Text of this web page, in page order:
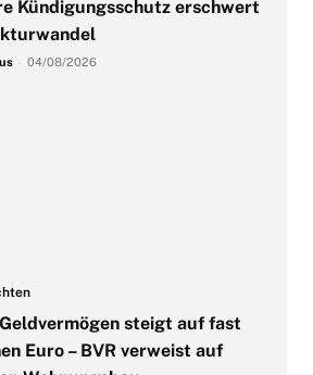
Kündigungsschutz erschwert
04/08/2026
steigt auf fast
Euro – BVR verweist auf